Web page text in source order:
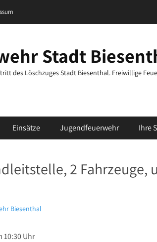
Stadt
des Löschzuges Stadt Biesenthal. Freiwillige
Einsätze Jugendfeuerwehr Ihre
2 Fahrzeuge,
Biesenthal
10:30 Uhr